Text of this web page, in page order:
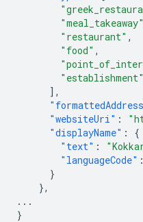
"meal_takeaway"
"restaurant" ,
"food" ,
"establishment"
],
"websiteUri" :
"displayName" :
{
"text" :
"languageCode" :
}
},
...
}